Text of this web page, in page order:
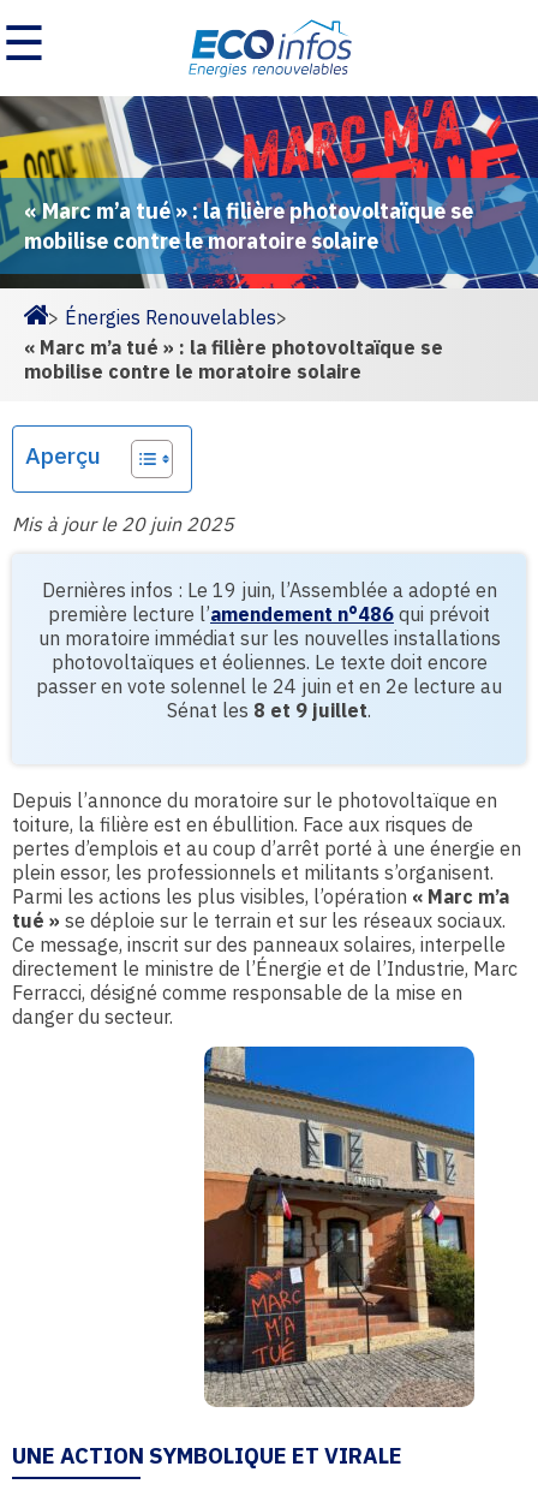
☰
« Marc m’a tué » : la filière photovoltaïque se
mobilise contre le moratoire solaire
Homepage
> Énergies Renouvelables>
« Marc m’a tué » : la filière photovoltaïque se
mobilise contre le moratoire solaire
Aperçu
Mis à jour le 20 juin 2025
Dernières infos : Le 19 juin, l’Assemblée a adopté en
première lecture l’amendement n°486 qui prévoit
un moratoire immédiat sur les nouvelles installations
photovoltaïques et éoliennes. Le texte doit encore
passer en vote solennel le 24 juin et en 2e lecture au
Sénat les 8 et 9 juillet.
Depuis l’annonce du moratoire sur le photovoltaïque en
toiture, la filière est en ébullition. Face aux risques de
pertes d’emplois et au coup d’arrêt porté à une énergie en
plein essor, les professionnels et militants s’organisent.
Parmi les actions les plus visibles, l’opération « Marc m’a
tué » se déploie sur le terrain et sur les réseaux sociaux.
Ce message, inscrit sur des panneaux solaires, interpelle
directement le ministre de l’Énergie et de l’Industrie, Marc
Ferracci, désigné comme responsable de la mise en
danger du secteur.
UNE ACTION SYMBOLIQUE ET VIRALE